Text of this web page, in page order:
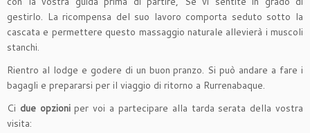
gestirlo. La ricompensa del suo lavoro comporta seduto sotto la
cascata e permettere questo massaggio naturale allevierà i muscoli
stanchi.
Rientro al lodge e godere di un buon pranzo. Si può andare a fare i
bagagli e prepararsi per il viaggio di ritorno a Rurrenabaque.
Ci due opzioniper voi a partecipare alla tarda serata della vostra
visita: